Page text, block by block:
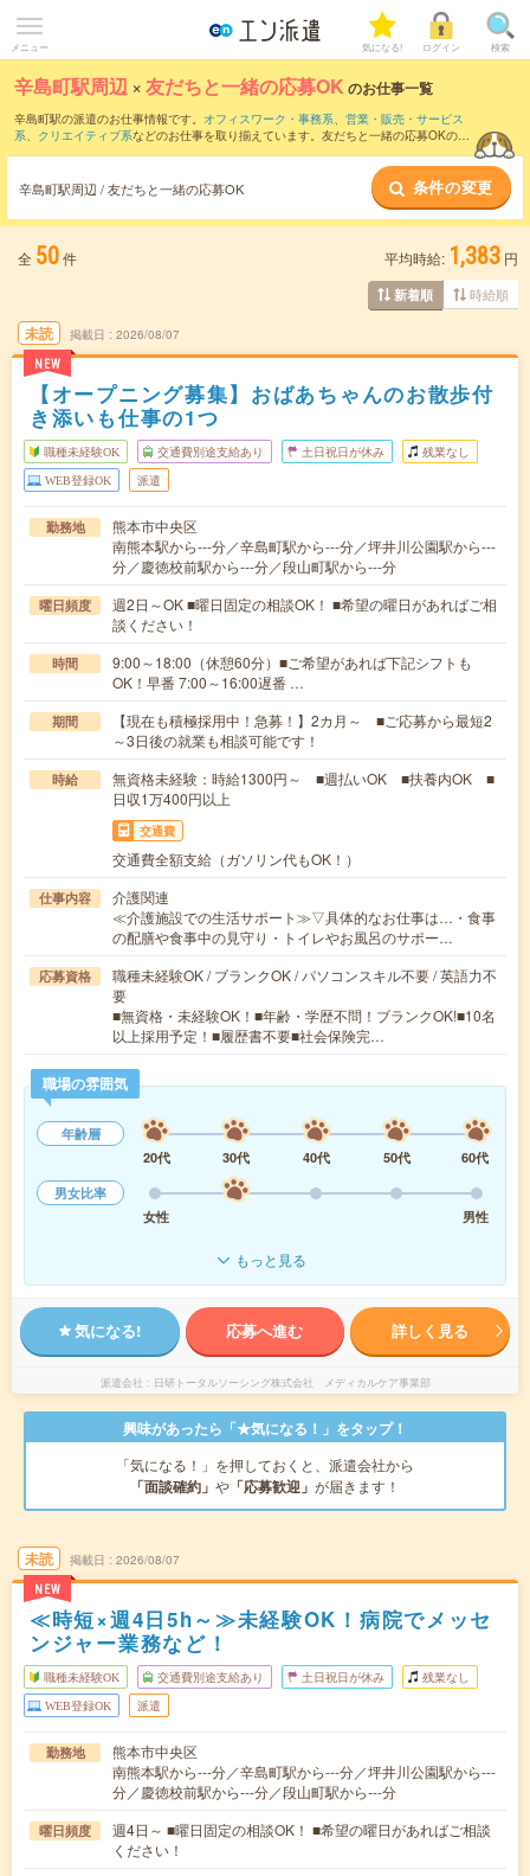
メニュー 気になる! ログイン 検索
辛島町駅周辺 ×友だちと一緒の応募OK のお仕事一覧
辛島町駅の派遣のお仕事情報です。 オフィスワーク・事務系、 営業・販売・サービス
系、 クリエイティブ系などのお仕事を取り揃えています。友だちと一緒の応募OKの条
辛島町駅周辺 / 友だちと一緒の応募OK 条件の変更
全 50件 平均時給: 1,383 円
新着順 時給順
未読
NEW
掲載日 2026/08/07
【オープニング募集】おばあちゃんのお散歩付
き添いも仕事の1つ
職種未経験OK 交通費別途支給あり 土日祝日が休み 残業なし
WEB登録OK 派遣
勤務地
熊本市中央区
南熊本駅から---分／辛島町駅から---分／坪井川公園駅から---
分／慶徳校前駅から---分／段山町駅から---分
曜日頻度
週2日～OK ■曜日固定の相談OK！ ■希望の曜日があればご相
談ください！
時間
9:00～18:00（休憩60分）■ご希望があれば下記シフトも
OK！早番 7:00～16:00遅番 …
期間
【現在も積極採用中！急募！】2カ月～ ■ご応募から最短2
～3日後の就業も相談可能です！
時給
無資格未経験：時給1300円～ ■週払いOK ■扶養内OK ■
日収1万400円以上
交通費
交通費全額支給（ガソリン代もOK！）
仕事内容
介護関連
≪介護施設での生活サポート≫▽具体的なお仕事は…・食事
の配膳や食事中の見守り・トイレやお風呂のサポー…
応募資格
職種未経験OK / ブランクOK / パソコンスキル不要 / 英語力不
要
■無資格・未経験OK！■年齢・学歴不問！ブランクOK!■10名
以上採用予定！■履歴書不要■社会保険完…
職場の雰囲気
年齢層
20代
30代 40代 50代
60代
男女比率
女性
男性
もっと見る
気になる! 応募へ進む 詳しく見る
派遣会社 日研トータルソーシング株式会社 メディカルケア事業部
興味があったら「★気になる！」をタップ！
「気になる！」を押しておくと、派遣会社から
「面談確約」 や 「応募歓迎」 が届きます！
未読
NEW
掲載日 2026/08/07
≪時短×週4日5h～≫未経験OK！病院でメッセ
ンジャー業務など！
職種未経験OK 交通費別途支給あり 土日祝日が休み 残業なし
WEB登録OK 派遣
勤務地
熊本市中央区
南熊本駅から---分／辛島町駅から---分／坪井川公園駅から---
分／慶徳校前駅から---分／段山町駅から---分
曜日頻度
週4日～ ■曜日固定の相談OK！ ■希望の曜日があればご相談
ください！